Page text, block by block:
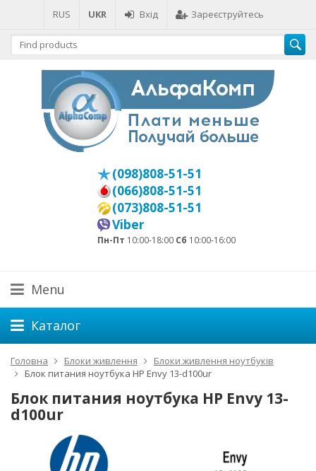
RUS UKR Вхід Зареєструйтесь
(098)808-51-51
(066)808-51-51
(073)808-51-51
Viber
Пн-Пт 10:00-18:00 Сб 10:00-16:00
Menu
Каталог
Головна Блоки живлення
Блоки живлення ноутбуків
Блок питания ноутбука HP Envy 13-d100ur
Блок питания ноутбука HP Envy 13-
d100ur